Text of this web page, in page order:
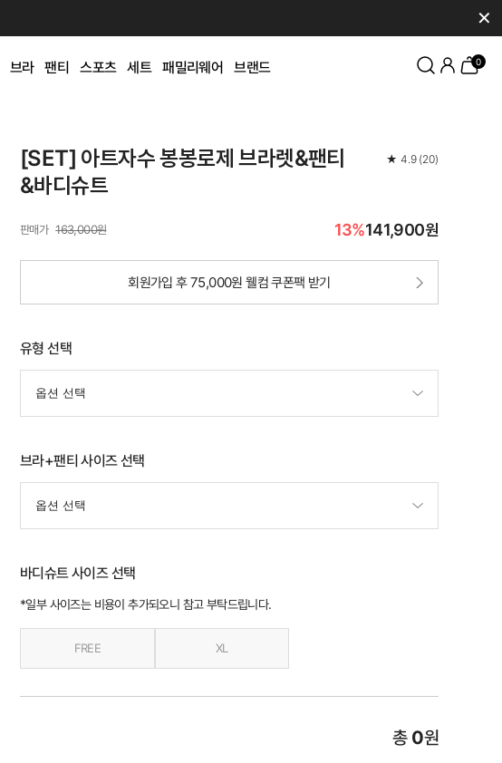
✕
브라 팬티 스포츠 세트 패밀리웨어 브랜드 0
[SET] 아트자수 봉봉로제 브라렛&팬티
&바디슈트
★ 4.9 (20)
163,000원 13%141,900원
회원가입 후 75,000원 웰컴 쿠폰팩 받기
유형 선택
브라+팬티 사이즈 선택
바디슈트 사이즈 선택
*일부 사이즈는 비용이 추가되오니 참고 부탁드립니다.
FREE XL
총 0원